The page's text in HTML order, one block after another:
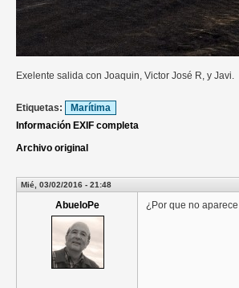
Exelente salida con Joaquin, Victor José R, y Javi.
Etiquetas:
Marítima
Información EXIF completa
Archivo original
Mié, 03/02/2016 - 21:48
AbueloPe ¿Por que no